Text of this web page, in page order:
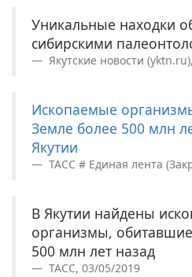
Уникальные находки
сибирскими
Якутские новости
Ископаемые
Земле более 500 млн
Якутии
ТАСС # Единая лента
В Якутии найдены
организмы,
500 млн лет назад
ТАСС, 03/05/2019